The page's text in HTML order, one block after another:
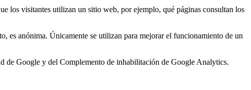
los visitantes utilizan un sitio web, por ejemplo, qué páginas consultan los
es anónima. Únicamente se utilizan para mejorar el funcionamiento de un
de Google y del Complemento de inhabilitación de Google Analytics.